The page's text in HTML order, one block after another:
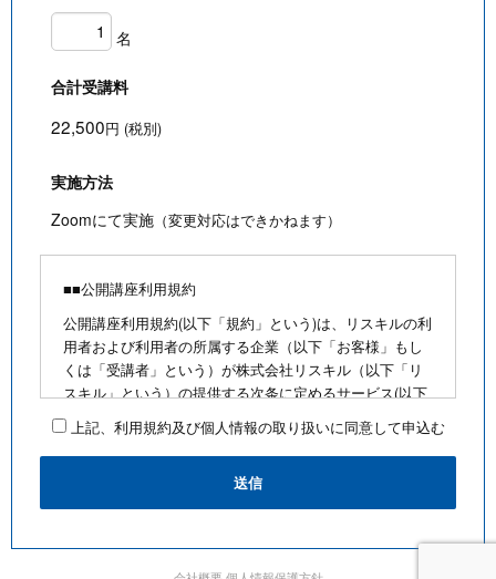
名
合計受講料
22,500円 (税別)
実施方法
Zoomにて実施 （変更対応はできかねます）
■■公開講座利用規約
公開講座利用規約(以下「規約」という)は、リスキルの利
用者および利用者の所属する企業（以下「お客様」もし
くは「受講者」という）が株式会社リスキル（以下「リ
スキル」という）の提供する次条に定めるサービス(以下
「公開講座」という)を利用するにあたり、お客様に遵守
していただく事項を定めたものです。
■公開講座お申込みにあたって
・最少催行人数を満たさないなど合理的な事由がある場
とします
上記、利用規約及び個人情報の取り扱いに同意して申込む